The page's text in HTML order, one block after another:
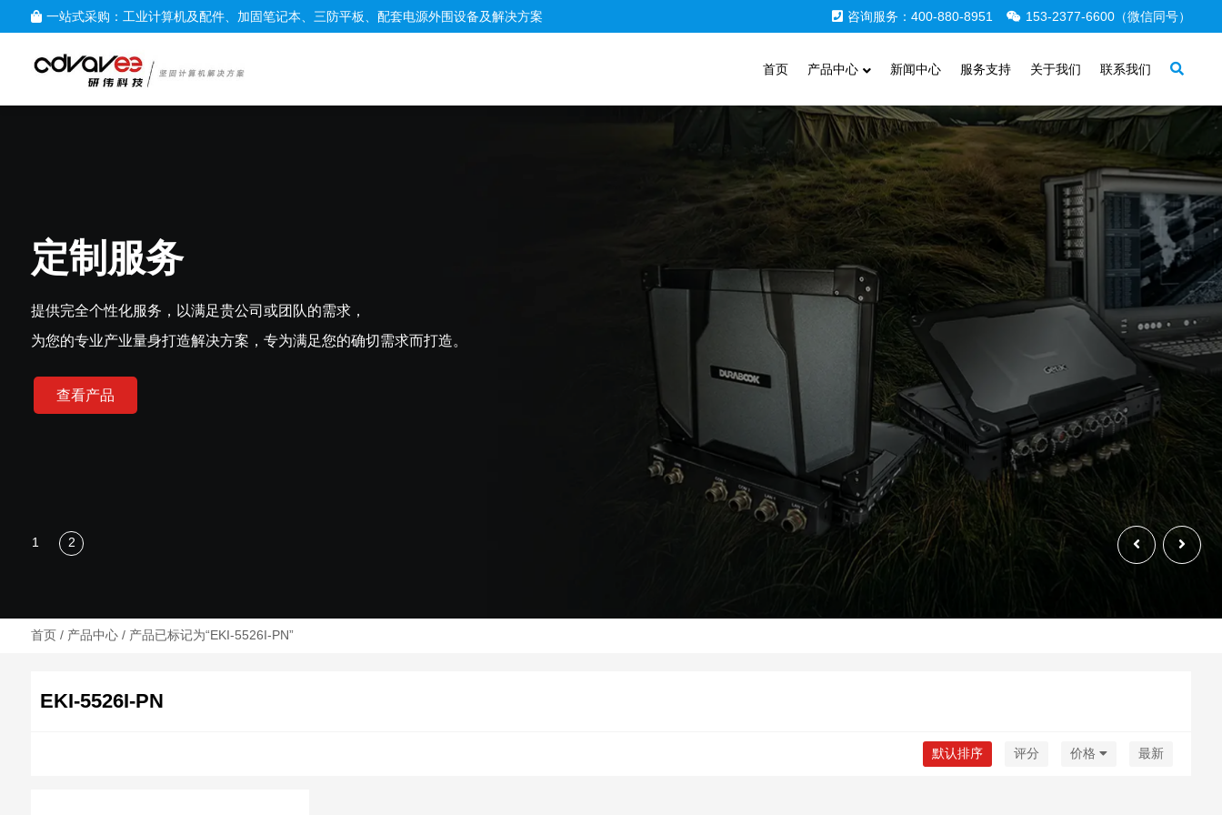
一站式采购：工业计算机及配件、加固笔记本、三防平板、配套电源外围设备及解决方案 咨询服务：400-880-8951 153-2377-6600（微信同号）
首页 产品中心 新闻中心 服务支持 关于我们 联系我们
的需求，
足您的确切需求而打造。
首页/ 产品中心/ 产品已标记为“EKI-5526I-PN”
EKI-5526I-PN
默认排序 评分 价格 最新